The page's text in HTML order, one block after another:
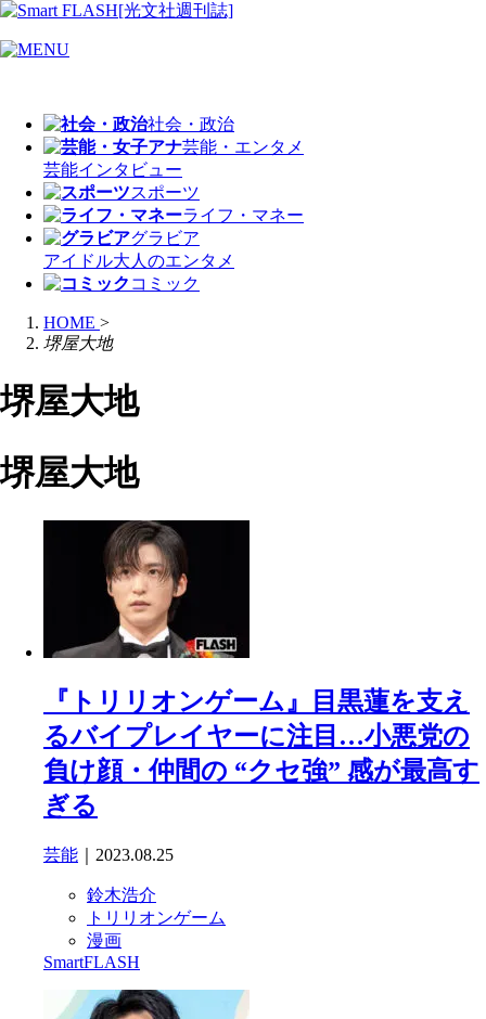
社会・政治
芸能・エンタメ
芸能インタビュー
スポーツ
ライフ・マネー
グラビア
アイドル大人のエンタメ
コミック
HOME >
堺屋大地
堺屋大地
堺屋大地
『トリリオンゲーム』目黒蓮を支え
るバイプレイヤーに注目…小悪党の
負け顔・仲間の “クセ強” 感が最高す
ぎる
芸能 ｜2023.08.25
鈴木浩介
トリリオンゲーム
漫画
SmartFLASH